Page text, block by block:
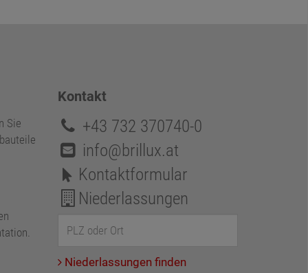
Sie
Kontakt
+43 732 370740-0
info@brillux.at
Kontaktformular
Niederlassungen
Niederlassungen finden